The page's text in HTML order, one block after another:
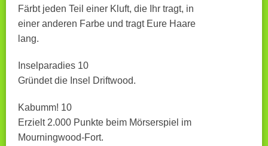
Färbt jeden Teil einer Kluft, die Ihr tragt, in
einer anderen Farbe und tragt Eure Haare
lang.
Inselparadies 10
Gründet die Insel Driftwood.
Kabumm! 10
Erzielt 2.000 Punkte beim Mörserspiel im
Mourningwood-Fort.